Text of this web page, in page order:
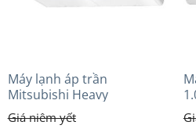
Máy lạnh áp trần
Mitsubishi Heavy
FDE100VG (4.0Hp) Cao cấp
– 3 Pha